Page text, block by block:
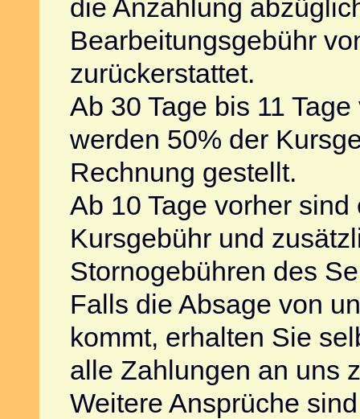
die Anzahlung
Bearbeitungsgebühr
zurückerstattet.
Ab 30 Tage bis 11
werden 50% der
Rechnung gestellt.
Ab 10 Tage vorher sind
Kursgebühr und
Stornogebühren des
Falls die Absage von
kommt, erhalten Sie
alle Zahlungen an uns
Weitere Ansprüche sind